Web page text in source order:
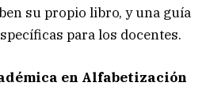
su propio libro, y una guía
para los docentes.
en Alfabetización